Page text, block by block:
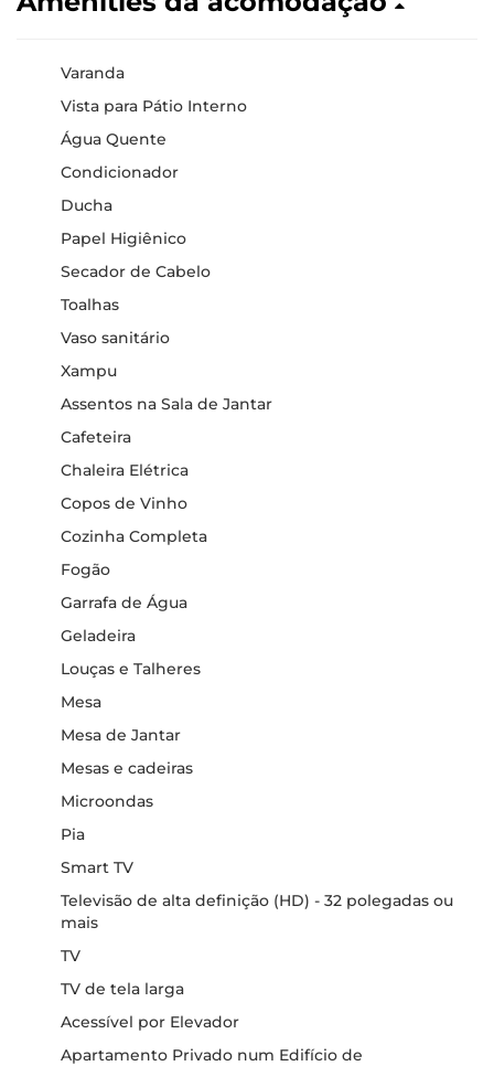
Varanda
Vista para Pátio Interno
Água Quente
Condicionador
Ducha
Papel Higiênico
Secador de Cabelo
Toalhas
Vaso sanitário
Xampu
Assentos na Sala de Jantar
Cafeteira
Chaleira Elétrica
Copos de Vinho
Cozinha Completa
Fogão
Garrafa de Água
Geladeira
Louças e Talheres
Mesa
Mesa de Jantar
Mesas e cadeiras
Microondas
Pia
Smart TV
Televisão de alta definição (HD) - 32 polegadas ou
mais
TV
TV de tela larga
Acessível por Elevador
Apartamento Privado num Edifício de